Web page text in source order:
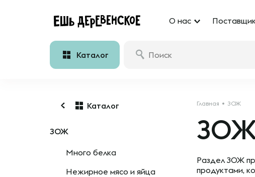
О нас
Каталог
Каталог
ЗОЖ
Много белка
Нежирное мясо и яйца
Главная ЗОЖ
Раздел ЗОЖ
продуктами,